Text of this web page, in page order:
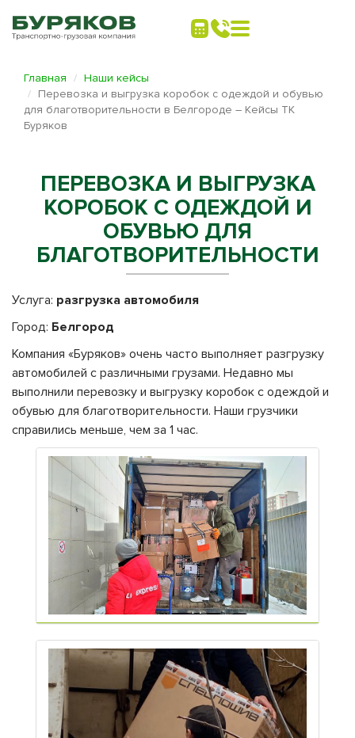
Главная
Наши кейсы
Перевозка и выгрузка коробок с одеждой и обувью
для благотворительности в Белгороде ­­– Кейсы ТК
Буряков
ПЕРЕВОЗКА И ВЫГРУЗКА
КОРОБОК С ОДЕЖДОЙ И
ОБУВЬЮ ДЛЯ
БЛАГОТВОРИТЕЛЬНОСТИ
Услуга: разгрузка автомобиля
Город: Белгород
Компания «Буряков» очень часто выполняет разгрузку
автомобилей с различными грузами. Недавно мы
выполнили перевозку и выгрузку коробок с одеждой и
обувью для благотворительности. Наши грузчики
справились меньше, чем за 1 час.